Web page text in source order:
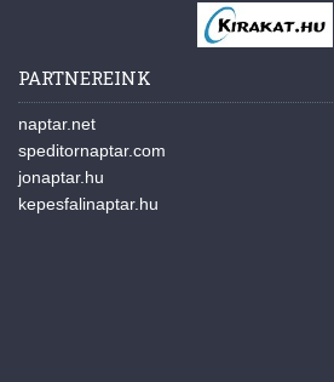
PARTNEREINK
naptar.net
speditornaptar.com
jonaptar.hu
kepesfalinaptar.hu